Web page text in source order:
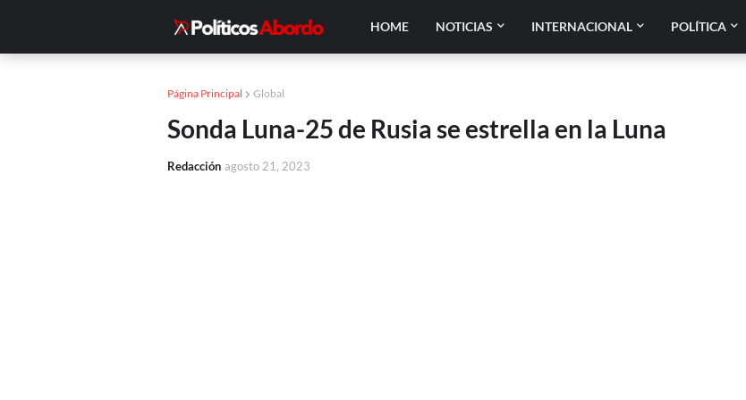
HOME NOTICIAS INTERNACIONAL POLÍTICA
Página Principal Global
Sonda Luna-25 de Rusia se estrella en la Luna
Redacción agosto 21, 2023